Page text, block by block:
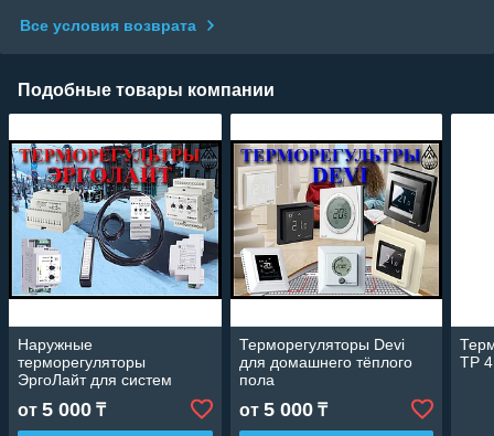
Все условия возврата
Подобные товары компании
Наружные
терморегуляторы
ЭргоЛайт для систем
антиобледенения и
снеготаяния
от 5 000 ₸
Терморегуляторы Devi
для домашнего тёплого
пола
от 5 000₸
TP